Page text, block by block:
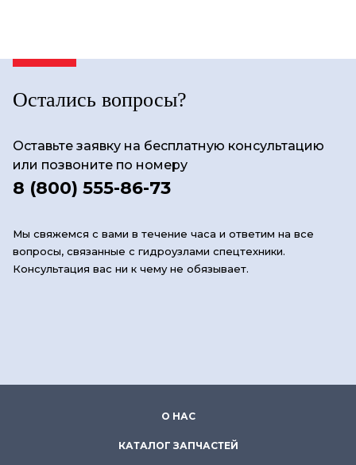
Остались вопросы?
Оставьте заявку на бесплатную консультацию
или позвоните по номеру
8 (800) 555-86-73
Мы свяжемся с вами в течение часа и ответим на все
вопросы, связанные с гидроузлами спецтехники.
Консультация вас ни к чему не обязывает.
О НАС
КАТАЛОГ ЗАПЧАСТЕЙ